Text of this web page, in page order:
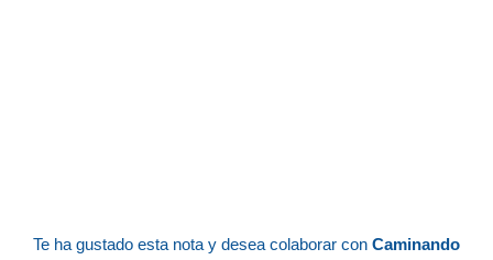
Te ha gustado esta nota y desea colaborar con Caminando